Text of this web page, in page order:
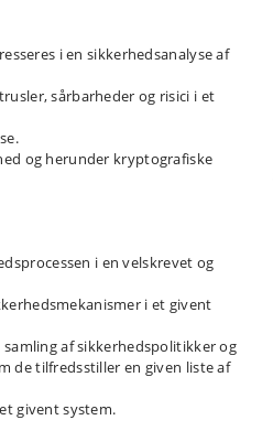
i en sikkerhedsanalyse af
sårbarheder og risici i et
og herunder kryptografiske
i en velskrevet og
i et givent
af sikkerhedspolitikker og
de tilfredsstiller en given liste af
givent system.